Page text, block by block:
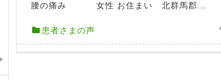
腰の痛み 女性 お住まい 北群馬郡...
患者さまの声